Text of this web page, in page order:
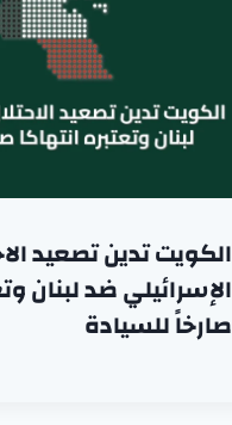
الكويت تدين تصعيد
الإسرائيلي ضد لبنان
صارخاً للسيادة